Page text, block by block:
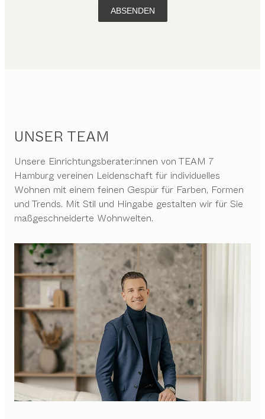
ABSENDEN
UNSER TEAM
Unsere Einrichtungsberater:innen von TEAM 7
Hamburg vereinen Leidenschaft für individuelles
Wohnen mit einem feinen Gespür für Farben, Formen
und Trends. Mit Stil und Hingabe gestalten wir für Sie
maßgeschneiderte Wohnwelten.